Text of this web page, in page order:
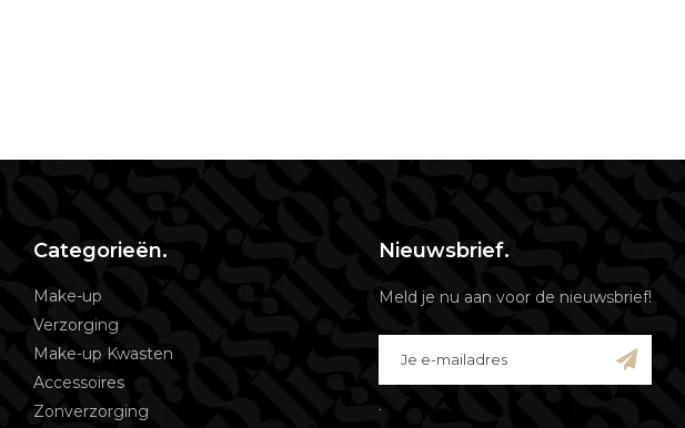
Categorieën.
Make-up
Verzorging
Make-up Kwasten
Accessoires
Zonverzorging
Nieuwsbrief.
Meld je nu aan voor de nieuwsbrief!
.